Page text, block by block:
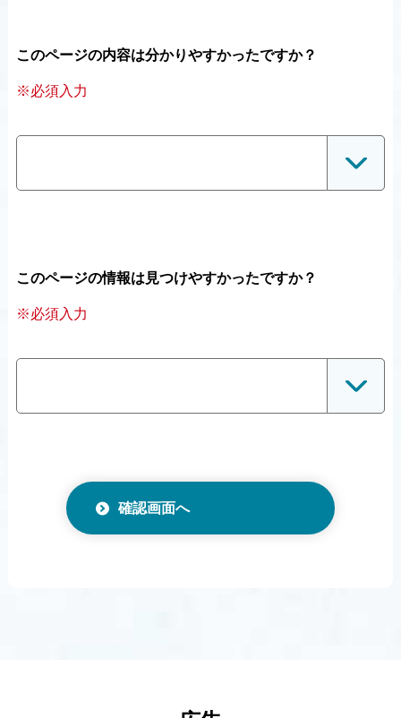
このページの内容は分かりやすかったですか？
※必須入力
このページの情報は見つけやすかったですか？
※必須入力